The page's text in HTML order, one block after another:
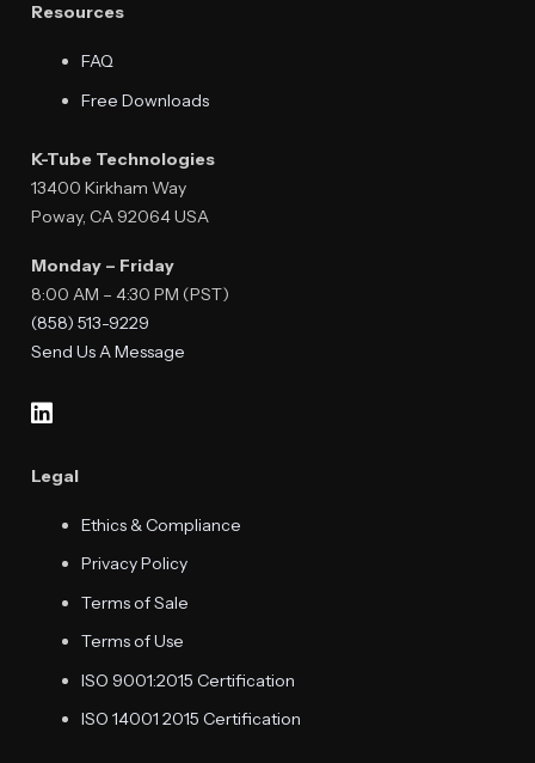
Resources
FAQ
Free Downloads
K-Tube Technologies
13400 Kirkham Way
Poway, CA 92064 USA
Monday – Friday
8:00 AM – 4:30 PM (PST)
(858) 513-9229
Send Us A Message
Legal
Ethics & Compliance
Privacy Policy
Terms of Sale
Terms of Use
ISO 9001:2015 Certification
ISO 14001 2015 Certification